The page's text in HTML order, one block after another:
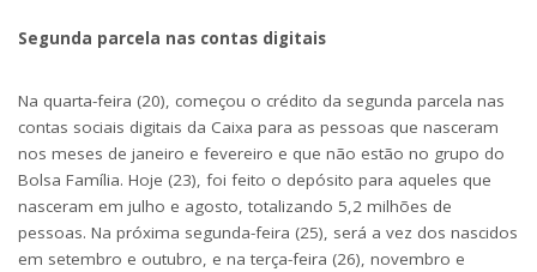
Segunda parcela nas contas digitais
Na quarta-feira (20), começou o crédito da segunda parcela nas
contas sociais digitais da Caixa para as pessoas que nasceram
nos meses de janeiro e fevereiro e que não estão no grupo do
Bolsa Família. Hoje (23), foi feito o depósito para aqueles que
nasceram em julho e agosto, totalizando 5,2 milhões de
pessoas. Na próxima segunda-feira (25), será a vez dos nascidos
em setembro e outubro, e na terça-feira (26), novembro e